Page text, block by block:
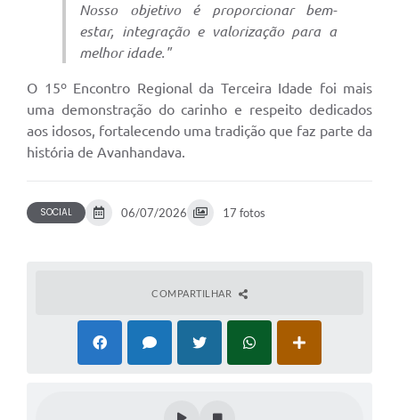
Nosso objetivo é proporcionar bem-
estar, integração e valorização para a
melhor idade."
O 15º Encontro Regional da Terceira Idade foi mais
uma demonstração do carinho e respeito dedicados
aos idosos, fortalecendo uma tradição que faz parte da
história de Avanhandava.
SOCIAL 06/07/2026 17 fotos
COMPARTILHAR